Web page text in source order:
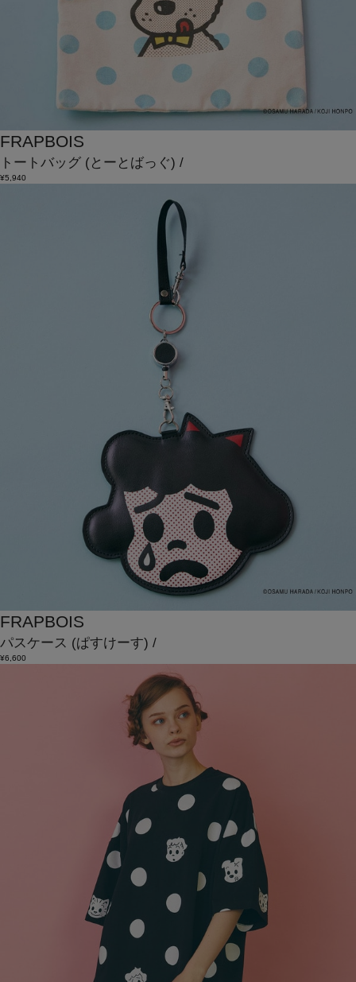
FRAPBOIS
トートバッグ (とーとばっぐ) /
¥5,940
FRAPBOIS
パスケース (ぱすけーす) /
¥6,600